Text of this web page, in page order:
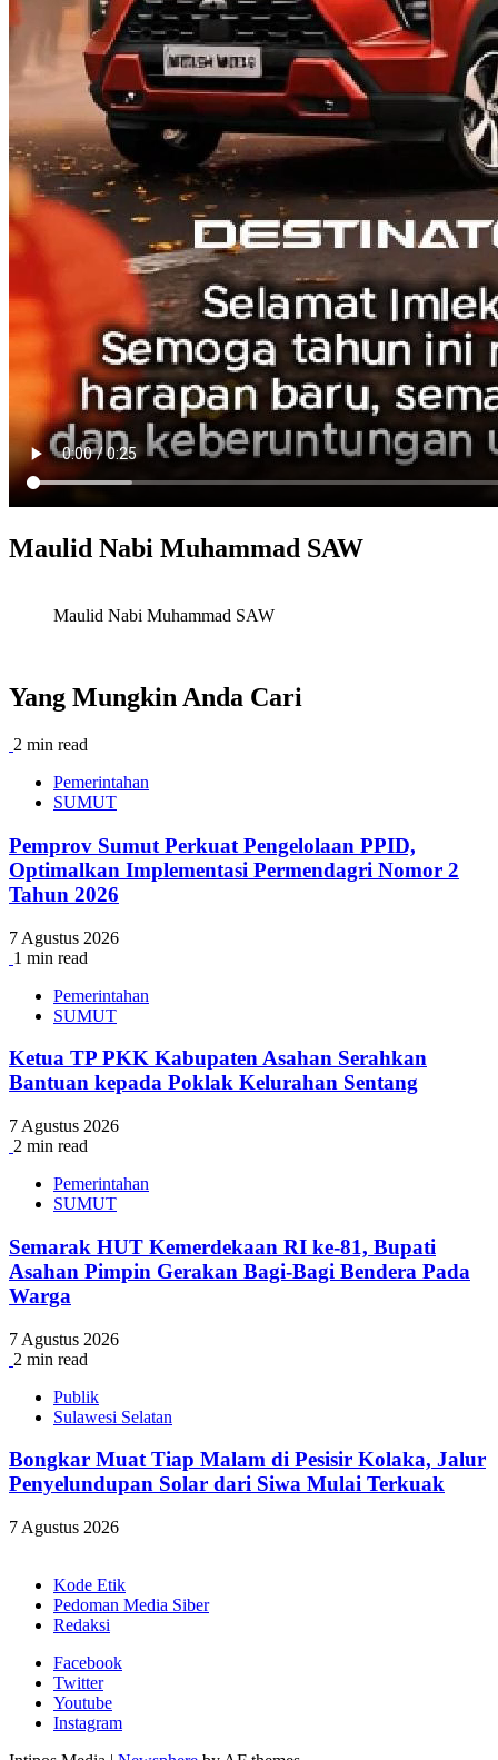
Maulid Nabi Muhammad SAW
Maulid Nabi Muhammad SAW
Yang Mungkin Anda Cari
2 min read
Pemerintahan
SUMUT
Pemprov Sumut Perkuat Pengelolaan PPID,
Optimalkan Implementasi Permendagri Nomor 2
Tahun 2026
7 Agustus 2026
1 min read
Pemerintahan
SUMUT
Ketua TP PKK Kabupaten Asahan Serahkan
Bantuan kepada Poklak Kelurahan Sentang
7 Agustus 2026
2 min read
Pemerintahan
SUMUT
Semarak HUT Kemerdekaan RI ke-81, Bupati
Asahan Pimpin Gerakan Bagi-Bagi Bendera Pada
Warga
7 Agustus 2026
2 min read
Publik
Sulawesi Selatan
Bongkar Muat Tiap Malam di Pesisir Kolaka, Jalur
Penyelundupan Solar dari Siwa Mulai Terkuak
7 Agustus 2026
Kode Etik
Pedoman Media Siber
Redaksi
Facebook
Twitter
Youtube
Instagram